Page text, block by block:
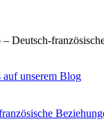
Deutsch-
auf unserem Blog